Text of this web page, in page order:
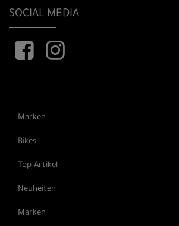
SOCIAL MEDIA
Marken
Bikes
Top Artikel
Neuheiten
Marken